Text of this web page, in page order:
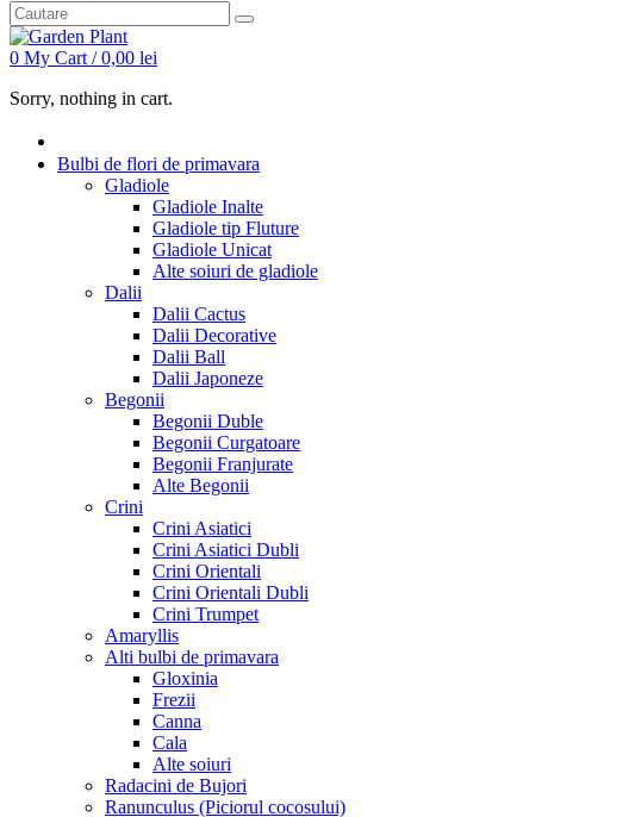
0 My Cart /0,00 lei
Sorry, nothing in cart.
Bulbi de flori de primavara
Gladiole
Gladiole Inalte
Gladiole tip Fluture
Gladiole Unicat
Alte soiuri de gladiole
Dalii
Dalii Cactus
Dalii Decorative
Dalii Ball
Dalii Japoneze
Begonii
Begonii Duble
Begonii Curgatoare
Begonii Franjurate
Alte Begonii
Crini
Crini Asiatici
Crini Asiatici Dubli
Crini Orientali
Crini Orientali Dubli
Crini Trumpet
Amaryllis
Alti bulbi de primavara
Gloxinia
Frezii
Canna
Cala
Alte soiuri
Radacini de Bujori
Ranunculus (Piciorul cocosului)